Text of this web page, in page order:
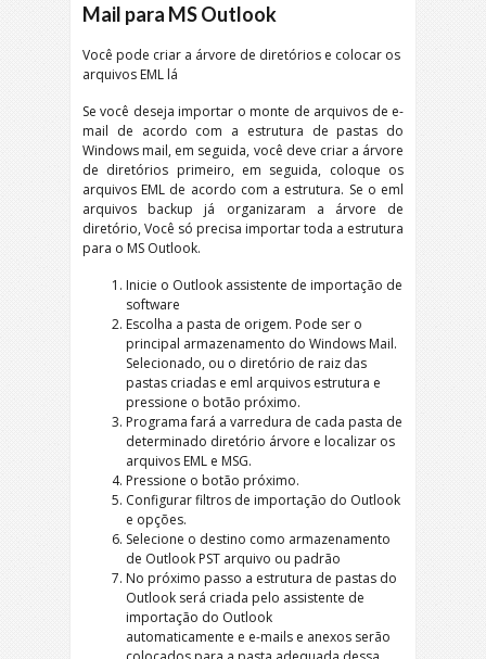
Mail para MS Outlook
Você pode criar a árvore de diretórios e colocar os
arquivos EML lá
Se você deseja importar o monte de arquivos de e-
mail de acordo com a estrutura de pastas do
Windows mail, em seguida, você deve criar a árvore
de diretórios primeiro, em seguida, coloque os
arquivos EML de acordo com a estrutura. Se o eml
arquivos backup já organizaram a árvore de
diretório, Você só precisa importar toda a estrutura
para o MS Outlook.
Inicie o Outlook assistente de importação de
software
Escolha a pasta de origem. Pode ser o
principal armazenamento do Windows Mail.
Selecionado, ou o diretório de raiz das
pastas criadas e eml arquivos estrutura e
pressione o botão próximo.
Programa fará a varredura de cada pasta de
determinado diretório árvore e localizar os
arquivos EML e MSG.
Pressione o botão próximo.
Configurar filtros de importação do Outlook
e opções.
Selecione o destino como armazenamento
de Outlook PST arquivo ou padrão
No próximo passo a estrutura de pastas do
Outlook será criada pelo assistente de
importação do Outlook
automaticamente e e-mails e anexos serão